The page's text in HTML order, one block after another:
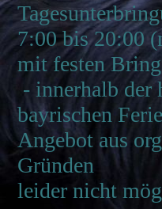
7:00 bis 20:00
mit festen
- innerhalb der
bayrischen
Angebot aus
Gründen
leider nicht